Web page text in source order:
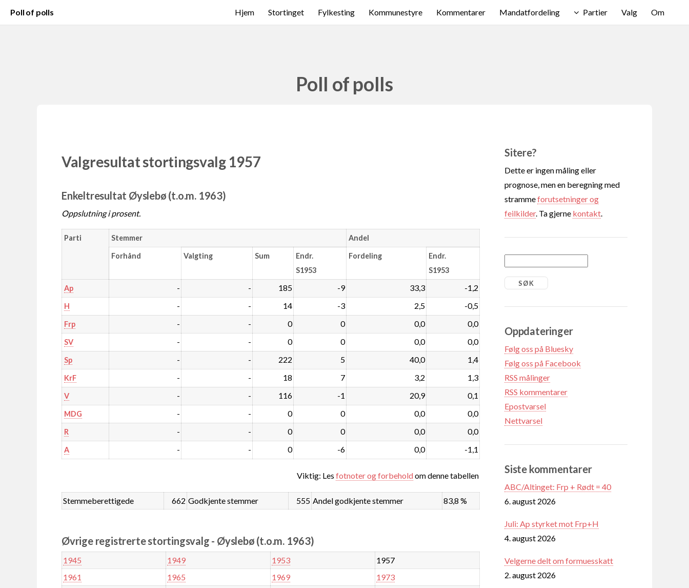
Poll of polls Hjem Stortinget Fylkesting Kommunestyre Kommentarer Mandatfordeling Partier Valg Om
Poll of polls
Valgresultat stortingsvalg 1957
Enkeltresultat Øyslebø (t.o.m. 1963)
Oppslutning i prosent.
Parti Stemmer Andel
Forhånd Valgting Sum
Endr.
S1953
Fordeling
Endr.
S1953
Ap - - 185 -9 33,3 -1,2
H - - 14 -3 2,5 -0,5
Frp - - 0 0 0,0 0,0
SV - - 0 0 0,0 0,0
Sp - - 222 5 40,0 1,4
KrF - - 18 7 3,2 1,3
V - - 116 -1 20,9 0,1
MDG - - 0 0 0,0 0,0
R - - 0 0 0,0 0,0
A - - 0 -6 0,0 -1,1
Viktig: Les fotnoter og forbeholdom denne tabellen
Stemmeberettigede 662 Godkjente stemmer 555 Andel godkjente stemmer 83,8 %
Øvrige registrerte stortingsvalg - Øyslebø (t.o.m. 1963)
1945 1949 1953
1957
1961
1965 1969
1973
Sitere?
Dette er ingen måling eller
prognose, men en beregning med
strammeforutsetninger og
feilkilder. Ta gjerne kontakt
Oppdateringer
Følg oss på Bluesky
Følg oss på Facebook
RSS målinger
RSS kommentarer
Epostvarsel
Nettvarsel
Siste kommentarer
ABC/Altinget: Frp + Rødt = 40
6. august 2026
Juli: Ap styrket mot Frp+H
4. august 2026
Velgerne delt om formuesskatt
2. august 2026